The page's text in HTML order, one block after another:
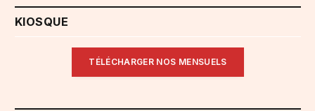
KIOSQUE
TÉLÉCHARGER NOS MENSUELS